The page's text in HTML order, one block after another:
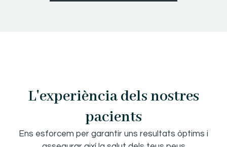
L'experiència dels nostres
pacients
Ens esforcem per garantir uns resultats òptims i